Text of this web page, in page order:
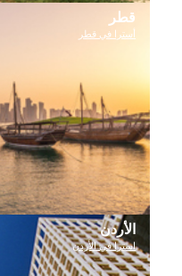
قطر
أسترا في قطر
الأردن
استرا في الأردن